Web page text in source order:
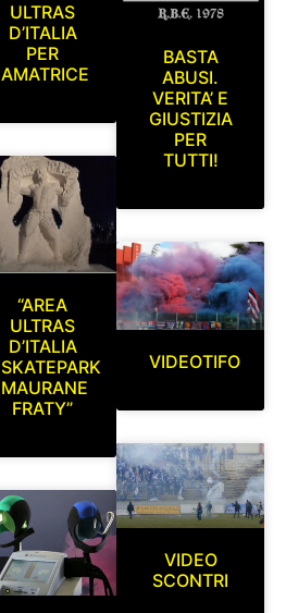
ULTRAS
D’ITALIA
PER
AMATRICE
“AREA
ULTRAS
D’ITALIA
SKATEPARK
MAURANE
FRATY”
BASTA
ABUSI.
VERITA’ E
GIUSTIZIA
PER
TUTTI!
VIDEOTIFO
VIDEO
SCONTRI